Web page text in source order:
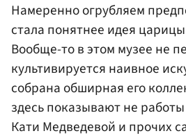
Намеренно огрубляем
стала понятнее идея
Вообще-то в этом музее не
культивируется наивное
собрана обширная его
здесь показывают не работы
Кати Медведевой и прочих